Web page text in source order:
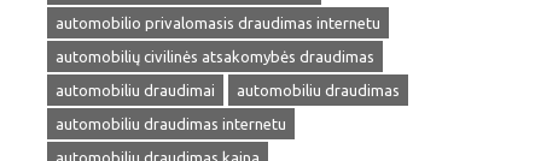
automobilio privalomasis draudimas internetu
automobilių civilinės atsakomybės draudimas
automobiliu draudimai
automobiliu draudimas
automobiliu draudimas internetu
automobiliu draudimas kaina